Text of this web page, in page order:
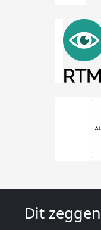
Dit